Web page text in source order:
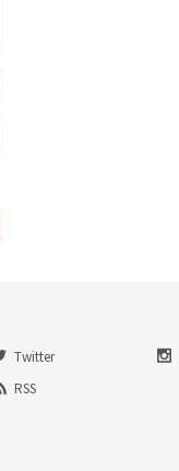
Twitter
RSS